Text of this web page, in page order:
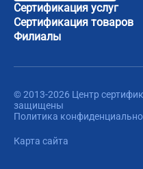
Сертификация услуг
Сертификация товаров
Филиалы
© 2013-2026 Центр
защищены
Политика
Карта сайта